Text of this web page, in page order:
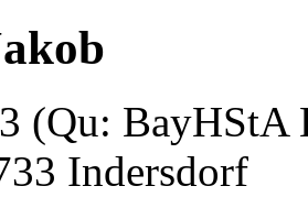
(Qu:
Indersdorf